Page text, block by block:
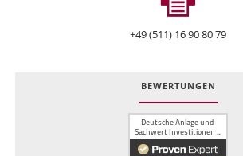
+49 (511) 16 90 80 79
BEWERTUNGEN